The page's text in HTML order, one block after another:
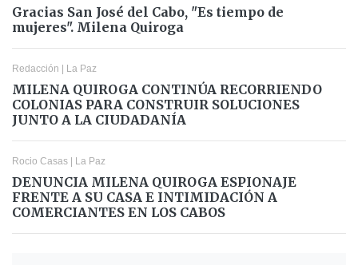
Gracias San José del Cabo, "Es tiempo de
mujeres". Milena Quiroga
Redacción | La Paz
MILENA QUIROGA CONTINÚA RECORRIENDO
COLONIAS PARA CONSTRUIR SOLUCIONES
JUNTO A LA CIUDADANÍA
Rocio Casas | La Paz
DENUNCIA MILENA QUIROGA ESPIONAJE
FRENTE A SU CASA E INTIMIDACIÓN A
COMERCIANTES EN LOS CABOS